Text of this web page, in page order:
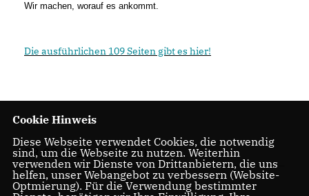
Wir machen, worauf es ankommt.
Die ausführlichen 109 Seiten gibt es hier!
28.03.2022, 10:37 Uhr
Cookie Hinweis
Diese Webseite verwendet Cookies, die notwendig
sind, um die Webseite zu nutzen. Weiterhin
verwenden wir Dienste von Drittanbietern, die uns
helfen, unser Webangebot zu verbessern (Website-
Optmierung). Für die Verwendung bestimmter